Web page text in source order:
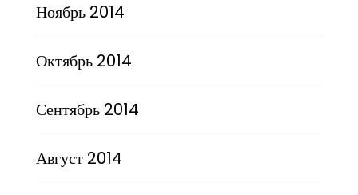
Ноябрь 2014
Октябрь 2014
Сентябрь 2014
Август 2014